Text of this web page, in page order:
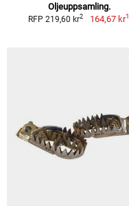
Oljeuppsamling.
RFP 219,60 kr2 164,67 kr1